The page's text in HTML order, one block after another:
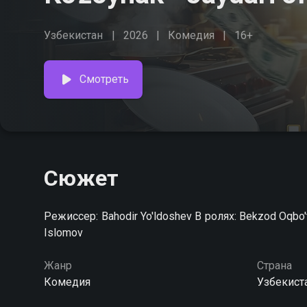
Узбекистан 2026 Комедия 16+
Смотреть
Сюжет
Режиссер: Bahodir Yo'ldoshev В ролях: Bekzod Oqbo'tayev, Alimardon Xojiyev, Sarvar Mustangev, Shuhrat
Islomov
Жанр
Комедия
Страна